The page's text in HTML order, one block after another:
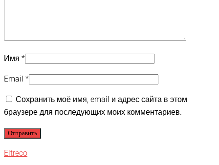
Имя *
Email *
Сохранить моё имя, email и адрес сайта в этом
браузере для последующих моих комментариев.
Eltreco